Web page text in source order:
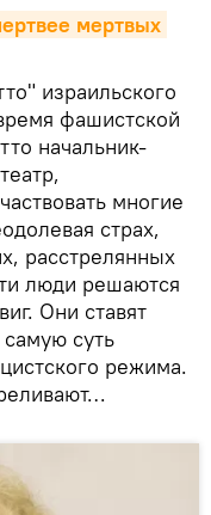
мертвых
израильского
фашистской
начальник-
многие
страх,
расстрелянных
люди решаются
Они ставят
суть
режима.